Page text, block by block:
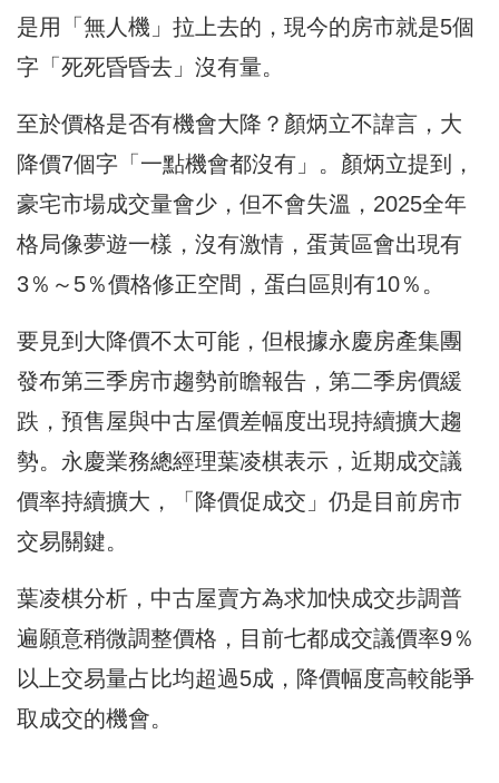
是用「無人機」拉上去的，現今的房市就是5個
字「死死昏昏去」沒有量。
至於價格是否有機會大降？顏炳立不諱言，大
降價7個字「一點機會都沒有」。顏炳立提到，
豪宅市場成交量會少，但不會失溫，2025全年
格局像夢遊一樣，沒有激情，蛋黃區會出現有
3％～5％價格修正空間，蛋白區則有10％。
要見到大降價不太可能，但根據永慶房產集團
發布第三季房市趨勢前瞻報告，第二季房價緩
跌，預售屋與中古屋價差幅度出現持續擴大趨
勢。永慶業務總經理葉凌棋表示，近期成交議
價率持續擴大，「降價促成交」仍是目前房市
交易關鍵。
葉凌棋分析，中古屋賣方為求加快成交步調普
遍願意稍微調整價格，目前七都成交議價率9％
以上交易量占比均超過5成，降價幅度高較能爭
取成交的機會。